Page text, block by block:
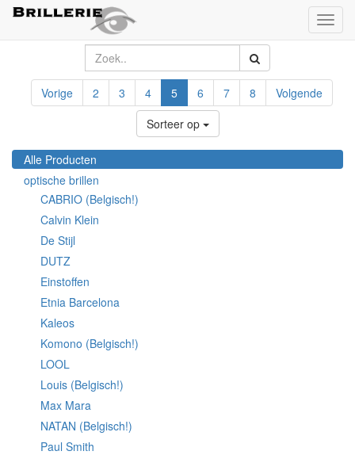
Vorige 2 3 4 5 6 7 8
Volgende
Sorteer op
Alle Producten
optische brillen
CABRIO (Belgisch!)
Calvin Klein
De Stijl
DUTZ
Einstoffen
Etnia Barcelona
Kaleos
Komono (Belgisch!)
LOOL
Louis (Belgisch!)
Max Mara
NATAN (Belgisch!)
Paul Smith